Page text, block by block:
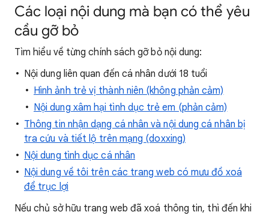
Các loại nội dung mà bạn có thể yêu
cầu gỡ bỏ
Tìm hiểu về từng chính sách gỡ bỏ nội dung:
Nội dung liên quan đến cá nhân dưới 18 tuổi
Hình ảnh trẻ vị thành niên (không phản cảm)
Nội dung xâm hại tình dục trẻ em (phản cảm)
Thông tin nhận dạng cá nhân và nội dung cá nhân bị
tra cứu và tiết lộ trên mạng (doxxing)
Nội dung tình dục cá nhân
Nội dung về tôi trên các trang web có mưu đồ xoá
để trục lợi
Nếu chủ sở hữu trang web đã xoá thông tin, thì đến khi